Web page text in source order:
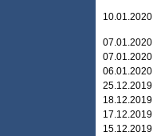
10.01.2020
07.01.2020
07.01.2020
06.01.2020
25.12.2019
18.12.2019
17.12.2019
15.12.2019